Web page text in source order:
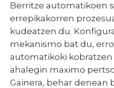
Berritze automatikoen
errepikakorren
kudeatzen du.
mekanismo bat du,
automatikoki kobratzen
ahalegin maximo
Gainera, behar denean